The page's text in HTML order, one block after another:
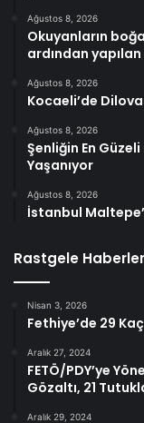
Ağustos 8, 2026
Okuyanların
ardından
Ağustos 8, 2026
Kocaeli’de
Ağustos 8, 2026
Şenliğin En
Yaşanıyor
Ağustos 8, 2026
İstanbul
Rastgele Haberler
Nisan 3, 2026
Fethiye’de 29
Aralık 27, 2024
FETÖ/PDY’ye
Gözaltı, 21
Aralık 29, 2024